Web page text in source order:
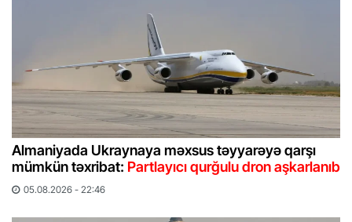
Almaniyada Ukraynaya məxsus təyyarəyə qarşı
mümkün təxribat: Partlayıcı qurğulu dron aşkarlanıb
05.08.2026 - 22:46